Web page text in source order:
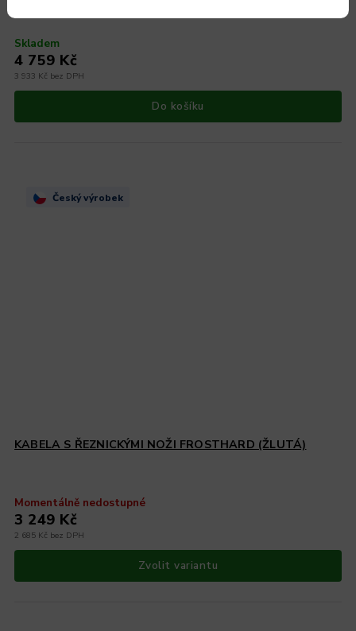
Skladem
3 933 Kč bez DPH
4 759 Kč
Do košíku
Český výrobek
KABELA S ŘEZNICKÝMI NOŽI FROSTHARD (ŽLUTÁ)
Momentálně nedostupné
2 685 Kč bez DPH
3 249 Kč
Zvolit variantu